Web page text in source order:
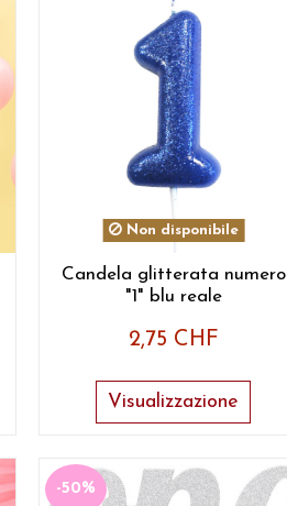
Non disponibile
Candela glitterata numero
"1" blu reale
2,75 CHF
Visualizzazione
-50%